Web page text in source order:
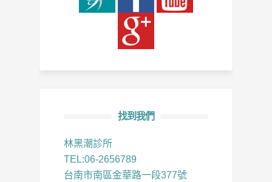
找到我們
林黑潮診所
TEL:06-2656789
台南市南區金華路一段377號